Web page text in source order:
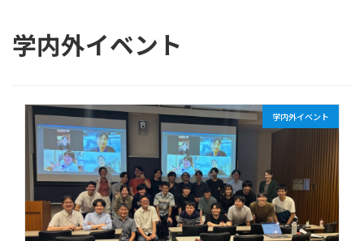
学内外イベント
学内外イベント